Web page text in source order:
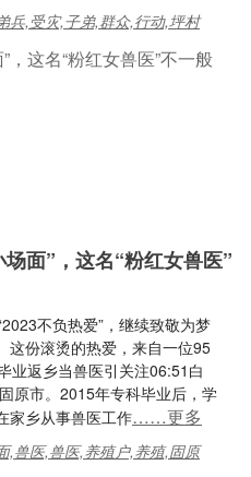
兵,受灾,子弟,群众,行动,坪村
面”，这名“粉红女兽医”
不负热爱”，继续致敬为梦
这份滚烫的热爱，来自一位95
业返乡当兽医引关注06:51白
原市。2015年专科毕业后，学
家乡从事兽医工作……更多
,兽医,兽医,养殖户,养殖,固原